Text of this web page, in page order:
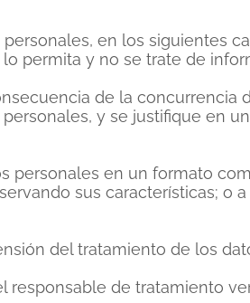
en los siguientes
permita y no se trate de
de la concurrencia
y se justifique en
personales en un formato
sus características; o
del tratamiento de los
responsable de tratamiento